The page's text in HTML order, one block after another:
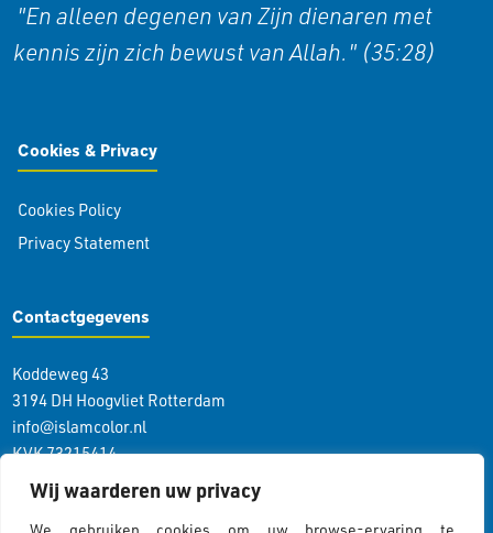
Wij waarderen uw privacy
We gebruiken cookies om uw browse-ervaring te
"En alleen degenen van Zijn dienaren met
kennis zijn zich bewust van Allah." (35:28)
Cookies & Privacy
Cookies Policy
Privacy Statement
Contactgegevens
Koddeweg 43
3194 DH Hoogvliet Rotterdam
info@islamcolor.nl
KVK 73215414
RSIN 859403865